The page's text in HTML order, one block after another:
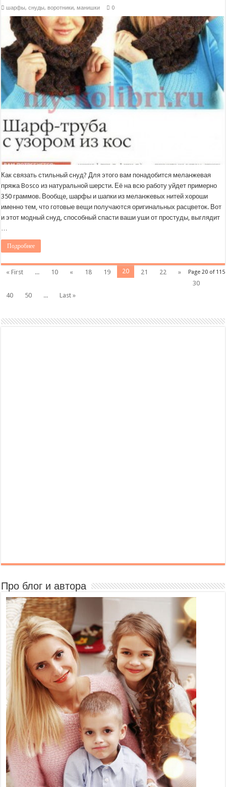
шарфы, снуды, воротники, манишки 0
Как связать стильный снуд? Для этого вам понадобится меланжевая
пряжа Bosco из натуральной шерсти. Её на всю работу уйдет примерно
350 граммов. Вообще, шарфы и шапки из меланжевых нитей хороши
именно тем, что готовые вещи получаются оригинальных расцветок. Вот
и этот модный снуд, способный спасти ваши уши от простуды, выглядит
Подробнее
Page 20 of 115
« First ... 10 « 18 19 20 21 22
»
30
40
50 ... Last »
Про блог и автора